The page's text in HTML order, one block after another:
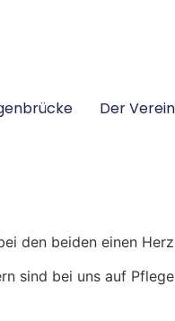
Der Verein
den beiden einen
sind bei uns auf